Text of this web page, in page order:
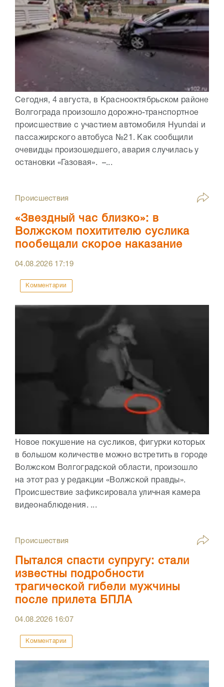
Сегодня, 4 августа, в Краснооктябрьском районе
Волгограда произошло дорожно-транспортное
происшествие с участием автомобиля Hyundai и
пассажирского автобуса №21. Как сообщили
очевидцы произошедшего, авария случилась у
остановки «Газовая». –...
Происшествия
«Звездный час близко»: в
Волжском похитителю суслика
пообещали скорое наказание
04.08.2026 17:19
Комментарии
Новое покушение на сусликов, фигурки которых
в большом количестве можно встретить в городе
Волжском Волгоградской области, произошло
на этот раз у редакции «Волжской правды».
Происшествие зафиксировала уличная камера
видеонаблюдения. ...
Происшествия
Пытался спасти супругу: стали
известны подробности
трагической гибели мужчины
после прилета БПЛА
04.08.2026 16:07
Комментарии